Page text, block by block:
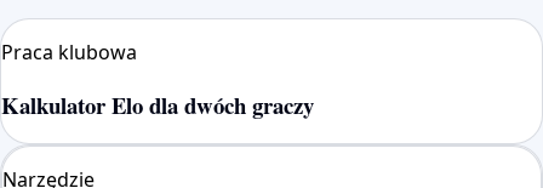
Praca klubowa
Kalkulator Elo dla dwóch graczy
Narzędzie